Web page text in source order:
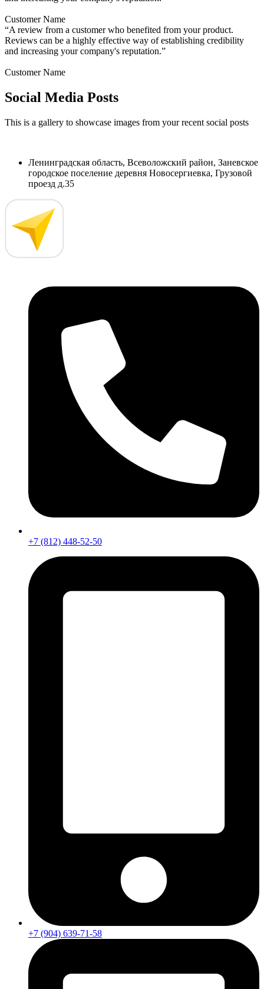
Customer Name
“A review from a customer who benefited from your product.
Reviews can be a highly effective way of establishing credibility
and increasing your company's reputation.”
Customer Name
Social Media Posts
This is a gallery to showcase images from your recent social posts
Ленинградская область, Всеволожский район, Заневское
городское поселение деревня Новосергиевка, Грузовой
проезд д.35
+7 (812) 448-52-50
+7 (904) 639-71-58